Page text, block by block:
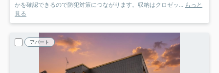
かを確認できるので防犯対策につながります。収納はクロゼッ... もっと
見る
アパート